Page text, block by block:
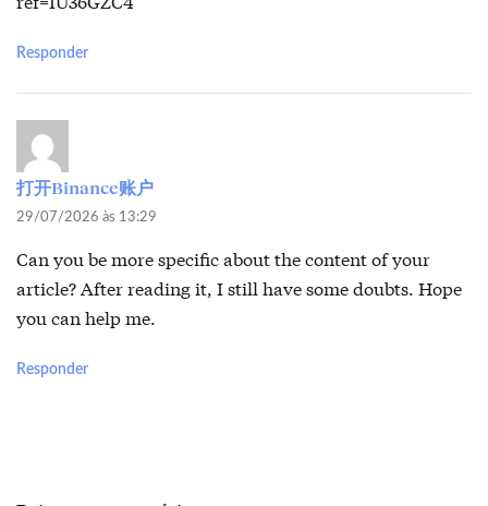
Responder
打开Binance账户
29/07/2026 às 13:29
Can you be more specific about the content of your
article? After reading it, I still have some doubts. Hope
you can help me.
Responder